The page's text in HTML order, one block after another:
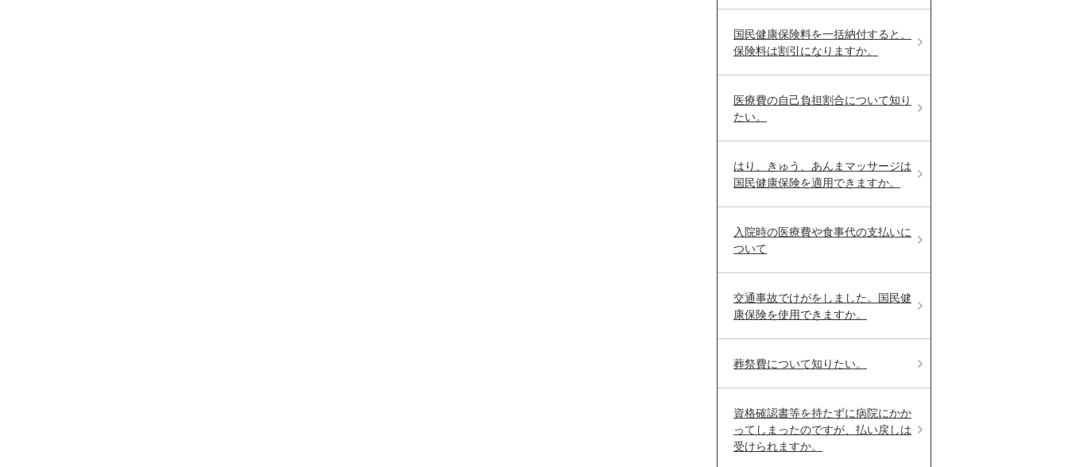
国民健康保険料を一括納付すると、
保険料は割引になりますか。
医療費の自己負担割合について知り
たい。
はり、きゅう、あんまマッサージは
国民健康保険を適用できますか。
入院時の医療費や食事代の支払いに
ついて
交通事故でけがをしました。国民健
康保険を使用できますか。
葬祭費について知りたい。
資格確認書等を持たずに病院にかか
ってしまったのですが、払い戻しは
受けられますか。